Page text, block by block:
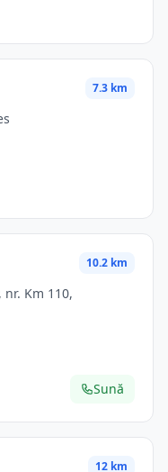
7.3 km
10.2 km
Sună
12 km